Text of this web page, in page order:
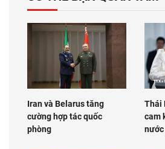
Iran và Belarus tăng
cường hợp tác quốc
phòng
Thái
cam
nước